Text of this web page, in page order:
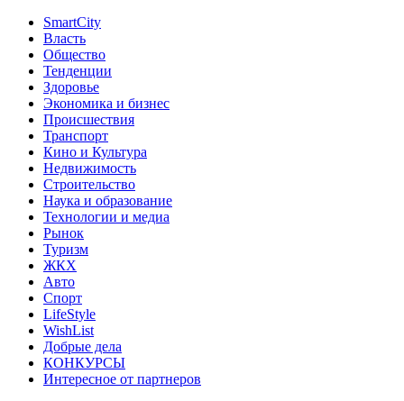
SmartCity
Власть
Общество
Тенденции
Здоровье
Экономика и бизнес
Происшествия
Транспорт
Кино и Культура
Недвижимость
Строительство
Наука и образование
Технологии и медиа
Рынок
Туризм
ЖКХ
Авто
Спорт
LifeStyle
WishList
Добрые дела
КОНКУРСЫ
Интересное от партнеров